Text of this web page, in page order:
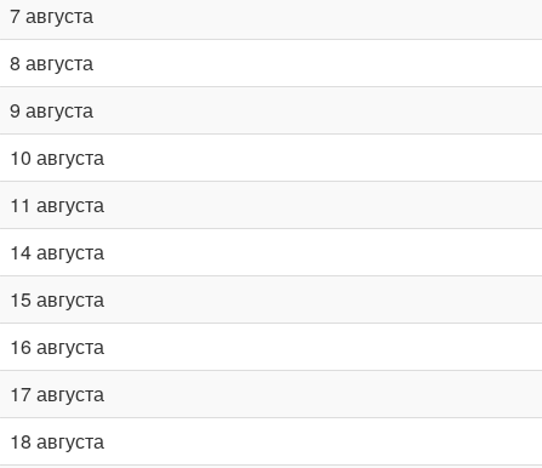
7 августа
8 августа
9 августа
10 августа
11 августа
14 августа
15 августа
16 августа
17 августа
18 августа